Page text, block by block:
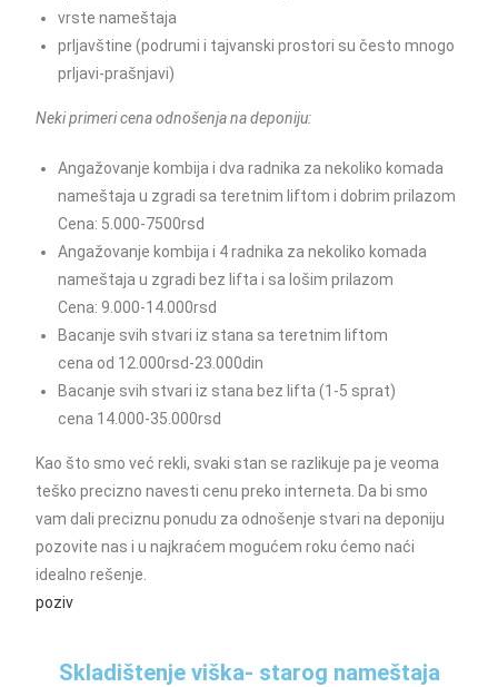
vrste nameštaja
prljavštine (podrumi i tajvanski prostori su često mnogo
prljavi-prašnjavi)
Neki primeri cena odnošenja na deponiju:
Angažovanje kombija i dva radnika za nekoliko komada
nameštaja u zgradi sa teretnim liftom i dobrim prilazom
Cena: 5.000-7500rsd
Angažovanje kombija i 4 radnika za nekoliko komada
nameštaja u zgradi bez lifta i sa lošim prilazom
Cena: 9.000-14.000rsd
Bacanje svih stvari iz stana sa teretnim liftom
cena od 12.000rsd-23.000din
Bacanje svih stvari iz stana bez lifta (1-5 sprat)
cena 14.000-35.000rsd
Kao što smo već rekli, svaki stan se razlikuje pa je veoma
teško precizno navesti cenu preko interneta. Da bi smo
vam dali preciznu ponudu za odnošenje stvari na deponiju
pozovite nas i u najkraćem mogućem roku ćemo naći
idealno rešenje.
poziv
Skladištenje viška- starog nameštaja